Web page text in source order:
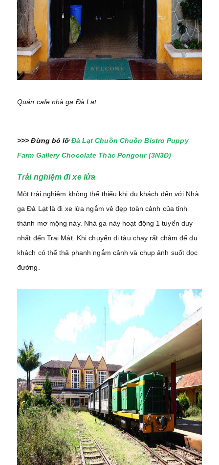
Quán cafe nhà ga Đà Lạt
>>> Đừng bỏ lỡĐà Lạt Chuồn Chuồn Bistro Puppy
Farm Gallery Chocolate Thác Pongour (3N3Đ)
Trải nghiệm đi xe lửa
Một trải nghiệm không thể thiếu khi du khách đến với Nhà
ga Đà Lạt là đi xe lửa ngắm vẻ đẹp toàn cảnh của tỉnh
thành mơ mộng này. Nhà ga này hoạt động 1 tuyến duy
nhất đến Trại Mát. Khi chuyển di tàu chạy rất chậm để du
khách có thể thả phanh ngắm cảnh và chụp ảnh suốt dọc
đường.